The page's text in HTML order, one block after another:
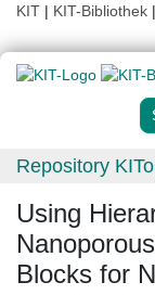
KIT | KIT-Bibliothek |
Repository
Using
Blocks for